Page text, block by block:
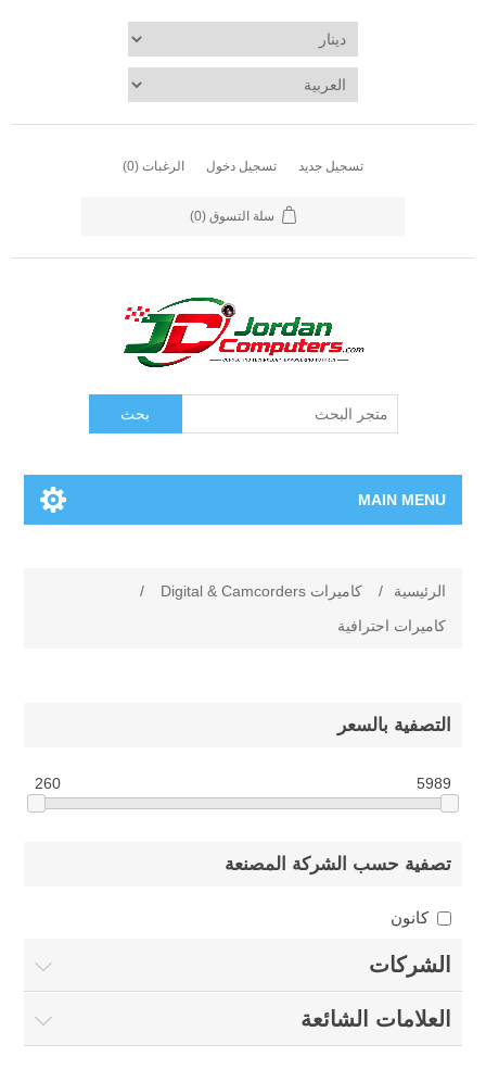
تسجيل جديد تسجيل دخول الرغبات (0)
سلة التسوق (0)
بحث
MAIN MENU
المنتجات الجديدة
00962-79-5215817
تسوق وفق الماركة
المدونة
الرئيسية / كاميرات Digital & Camcorders
/
كاميرات احترافية
التصفية بالسعر
260 5989
تصفية حسب الشركة المصنعة
كانون
الشركات
العلامات الشائعة